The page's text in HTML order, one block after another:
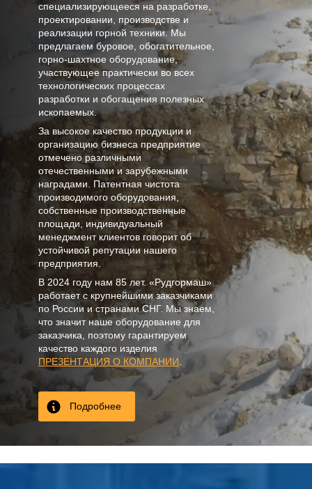
специализирующееся на разработке,
проектировании, производстве и
реализации горной техники. Мы
предлагаем буровое, обогатительное,
горно-шахтное оборудование,
участвующее практически во всех
технологических процессах
разработки и обогащения полезных
ископаемых.
За высокое качество продукции и
организацию бизнеса предприятие
отмечено различными
отечественными и зарубежными
наградами. Патентная чистота
производимого оборудования,
собственные производственные
площади, индивидуальный
менеджмент клиентов говорит об
устойчивой репутации нашего
предприятия.
В 2024 году нам 85 лет. «Рудгормаш»
работает с крупнейшими заказчиками
по России и странами СНГ. Мы знаем,
что значит наше оборудование для
заказчика, поэтому гарантируем
качество каждого изделия
ПРЕЗЕНТАЦИЯ О КОМПАНИИ
Подробнее